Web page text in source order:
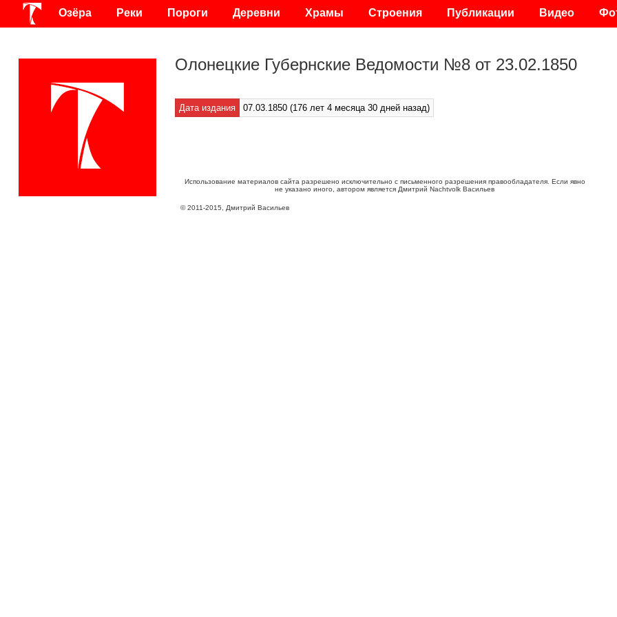
Озёра Реки Пороги Деревни Храмы Строения Публикации Видео
Олонецкие Губернские Ведомости №8 от 23.02.1850
Дата издания 07.03.1850 (176 лет 4 месяца 30 дней назад)
Использование материалов сайта разрешено исключительно с письменного разрешения правообладателя. Если явно
не указано иного, автором является Дмитрий Nachtvolk Васильев
©2011-2015 , Дмитрий Васильев